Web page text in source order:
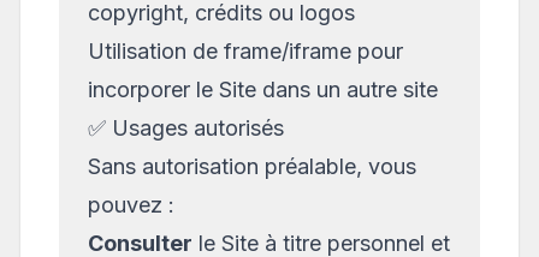
copyright, crédits ou logos
Utilisation de frame/iframe pour
incorporer le Site dans un autre site
✅ Usages autorisés
Sans autorisation préalable, vous
pouvez :
Consulter le Site à titre personnel et